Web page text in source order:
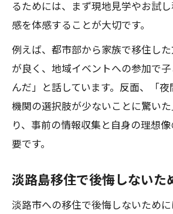
移住前後の生活コストの
移住後に後悔しないため
空き家バンク活用で始める淡
移住と空き家バンク活用
流れ
淡路市移住支援と空き家
るためには、まず現地見学やお試
感を体感することが大切です。
例えば、都市部から家族で移住し
が良く、地域イベントへの参加で
んだ」と話しています。反面、「
機関の選択肢が少ないことに驚い
り、事前の情報収集と自身の理想
要です。
淡路島移住で後悔しないた
淡路市への移住で後悔しないため